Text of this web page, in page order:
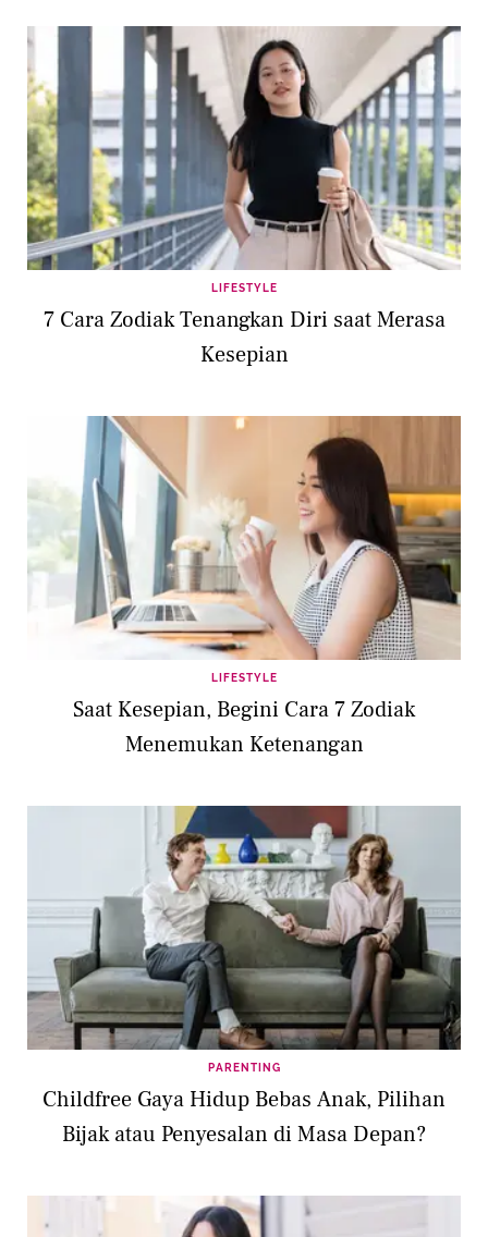
LIFESTYLE
7 Cara Zodiak Tenangkan Diri saat Merasa
Kesepian
LIFESTYLE
Saat Kesepian, Begini Cara 7 Zodiak
Menemukan Ketenangan
PARENTING
Childfree Gaya Hidup Bebas Anak, Pilihan
Bijak atau Penyesalan di Masa Depan?